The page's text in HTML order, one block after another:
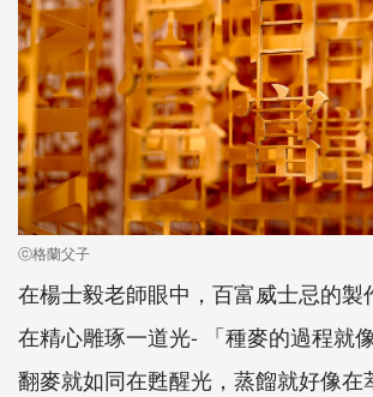
ⓒ格蘭父子
在楊士毅老師眼中，百富威士忌的製
在精心雕琢一道光- 「種麥的過程就
翻麥就如同在甦醒光，蒸餾就好像在